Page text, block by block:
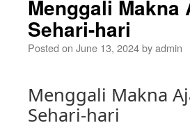
Menggali Makna
Sehari-hari
Posted on June 13, 2024byadmin
Menggali Makna
Sehari-hari